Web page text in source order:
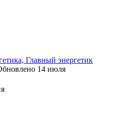
Главный энергетик
14 июля